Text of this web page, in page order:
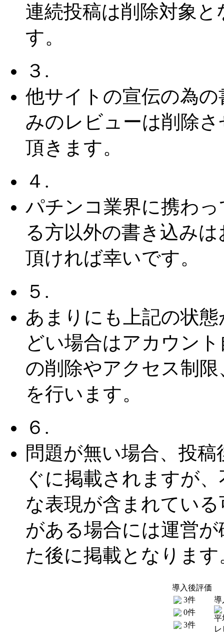
連続投稿は削除対象と
す。
３.
他サイトの宣伝の為の
みのレビューは削除さ
頂きます。
４.
パチンコ業界に携わっ
る方以外の書き込みは
頂ければ幸いです。
５.
あまりにも上記の状態
どい場合はアカウント
の削除やアクセス制限
を行います。
６.
問題が無い場合、投稿
ぐに掲載されますが
な表現が含まれている
がある場合には運営が
た後に掲載となります
導入後評価
3件
0件
3件
導
平